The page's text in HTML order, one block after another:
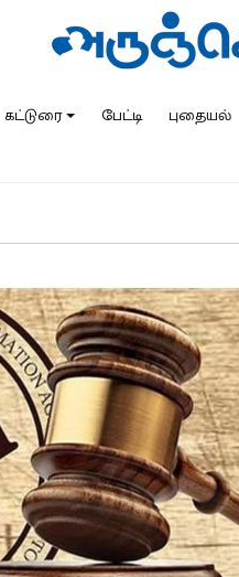
கட்டுரை பேட்டி புதையல்